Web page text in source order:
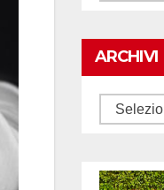
ARCHIVI
Archivi